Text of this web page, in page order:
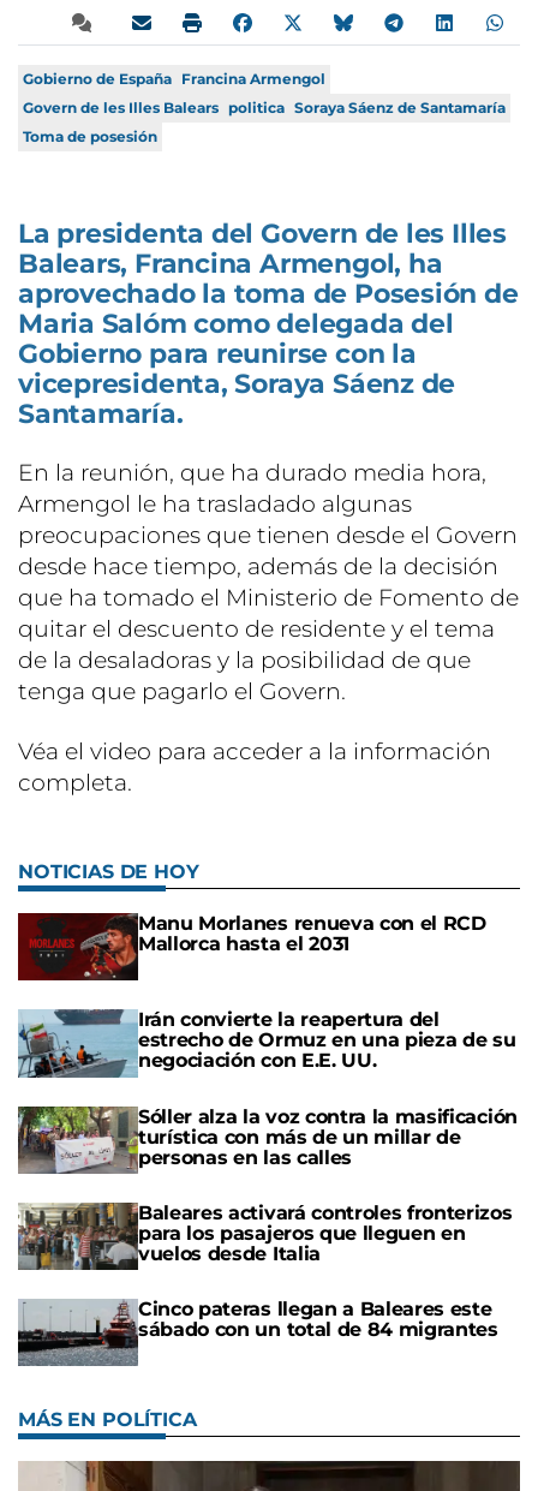
Gobierno de España Francina Armengol
Govern de les Illes Balears politica Soraya Sáenz de Santamaría
Toma de posesión
La presidenta del Govern de les Illes
Balears, Francina Armengol, ha
aprovechado la toma de Posesión de
Maria Salóm como delegada del
Gobierno para reunirse con la
vicepresidenta, Soraya Sáenz de
Santamaría.
En la reunión, que ha durado media hora,
Armengol le ha trasladado algunas
preocupaciones que tienen desde el Govern
desde hace tiempo, además de la decisión
que ha tomado el Ministerio de Fomento de
quitar el descuento de residente y el tema
de la desaladoras y la posibilidad de que
tenga que pagarlo el Govern.
Véa el video para acceder a la información
completa.
NOTICIAS DE HOY
Manu Morlanes renueva con el RCD
Mallorca hasta el 2031
Irán convierte la reapertura del
estrecho de Ormuz en una pieza de su
negociación con E.E. UU.
Sóller alza la voz contra la masificación
turística con más de un millar de
personas en las calles
Baleares activará controles fronterizos
para los pasajeros que lleguen en
vuelos desde Italia
Cinco pateras llegan a Baleares este
sábado con un total de 84 migrantes
MÁS EN POLÍTICA